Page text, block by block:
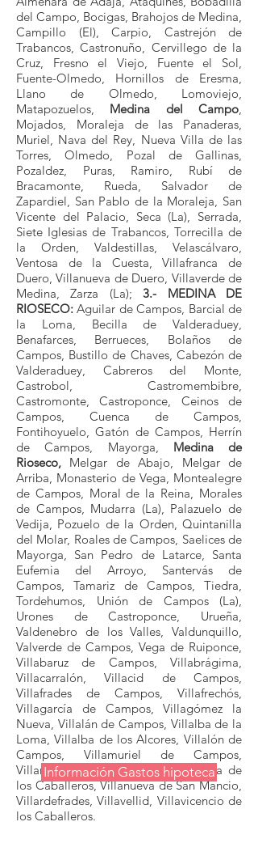
del Campo, Bocigas, Brahojos de Medina,
Campillo (El), Carpio, Castrejón de
Trabancos, Castronuño, Cervillego de la
Cruz, Fresno el Viejo, Fuente el Sol,
Fuente-Olmedo, Hornillos de Eresma,
Llano de Olmedo, Lomoviejo,
Matapozuelos, Medina del Campo,
Mojados, Moraleja de las Panaderas,
Muriel, Nava del Rey, Nueva Villa de las
Torres, Olmedo, Pozal de Gallinas,
Pozaldez, Puras, Ramiro, Rubí de
Bracamonte, Rueda, Salvador de
Zapardiel, San Pablo de la Moraleja, San
Vicente del Palacio, Seca (La), Serrada,
Siete Iglesias de Trabancos, Torrecilla de
la Orden, Valdestillas, Velascálvaro,
Ventosa de la Cuesta, Villafranca de
Duero, Villanueva de Duero, Villaverde de
Medina, Zarza (La);3.- MEDINA DE
RIOSECO:Aguilar de Campos, Barcial de
la Loma, Becilla de Valderaduey,
Benafarces, Berrueces, Bolaños de
Campos, Bustillo de Chaves, Cabezón de
Valderaduey, Cabreros del Monte,
Castrobol, Castromembibre,
Castromonte, Castroponce, Ceinos de
Campos, Cuenca de Campos,
Fontihoyuelo, Gatón de Campos, Herrín
de Campos, Mayorga, Medina de
Rioseco, Melgar de Abajo, Melgar de
Arriba, Monasterio de Vega, Montealegre
de Campos, Moral de la Reina, Morales
de Campos, Mudarra (La), Palazuelo de
Vedija, Pozuelo de la Orden, Quintanilla
del Molar, Roales de Campos, Saelices de
Mayorga, San Pedro de Latarce, Santa
Eufemia del Arroyo, Santervás de
Campos, Tamariz de Campos, Tiedra,
Tordehumos, Unión de Campos (La),
Urones de Castroponce, Urueña,
Valdenebro de los Valles, Valdunquillo,
Valverde de Campos, Vega de Ruiponce,
Villabaruz de Campos, Villabrágima,
Villacarralón, Villacid de Campos,
Villafrades de Campos, Villafrechós,
Villagarcía de Campos, Villagómez la
Nueva, Villalán de Campos, Villalba de la
Loma, Villalba de los Alcores, Villalón de
Campos, Villamuriel de Campos,
Villanueva de la Condesa, Villanueva de
los Caballeros, Villanueva de San Mancio,
Villardefrades, Villavellid, Villavicencio de
los Caballeros.
Información Gastos hipoteca